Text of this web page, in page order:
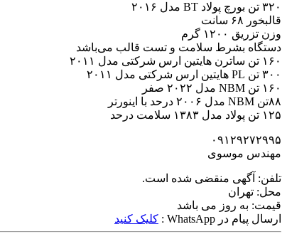
۳۲۰ تن بورچ پولاد BT مدل ۲۰۱۶
قالبخور ۶۸ سانت
وزن تزریق ۱۲۰۰ گرم
دستگاه بشرط سلامت و تست قالب می‌باشد
۱۶۰ تن ساترن هایتین ارس شرکتی مدل ۲۰۱۱
۳۰۰ تن PL هایتین ارس شرکتی مدل ۲۰۱۱
۱۶۰ تن NBM مدل ۲۰۲۲ صفر
۸۸تن NBM مدل ۲۰۰۶ درحد با اینورتر
۱۲۵ تن پولاد مدل ۱۳۸۳ سلامت درحد
۰۹۱۲۹۲۷۲۹۹۵
مهندس موسوی
تلفن: آگهی منقضی شده است.
محل: تهران
قیمت: به روز می باشد
ارسال پیام در WhatsApp :
کلیک کنید